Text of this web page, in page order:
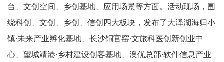
台、文创空间、乡创基地、应用场景等方面。活动现场，围
绕科创、文创、乡创、信创四大板块，发布了大泽湖海归小
镇·未来产业孵化基地、长沙铜官窑·文旅科医创新创业中
心、望城靖港·乡村建设创客基地、澳优总部·软件信息产业